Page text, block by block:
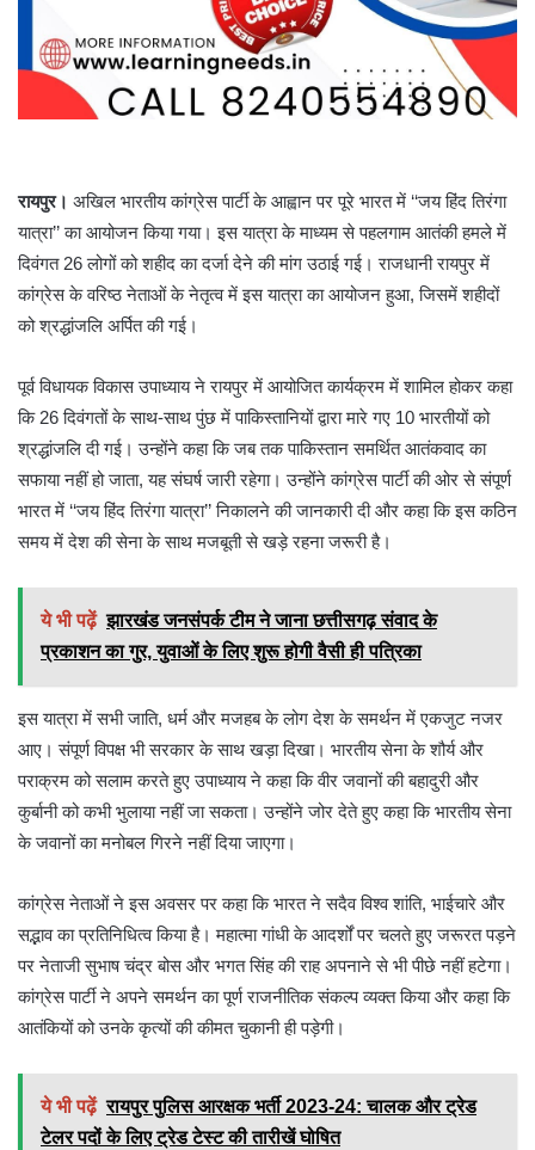
रायपुर। अखिल भारतीय कांग्रेस पार्टी के आह्वान पर पूरे भारत में ‘‘जय हिंद तिरंगा
यात्रा’’ का आयोजन किया गया। इस यात्रा के माध्यम से पहलगाम आतंकी हमले में
दिवंगत 26 लोगों को शहीद का दर्जा देने की मांग उठाई गई। राजधानी रायपुर में
कांग्रेस के वरिष्ठ नेताओं के नेतृत्व में इस यात्रा का आयोजन हुआ, जिसमें शहीदों
को श्रद्धांजलि अर्पित की गई।
पूर्व विधायक विकास उपाध्याय ने रायपुर में आयोजित कार्यक्रम में शामिल होकर कहा
कि 26 दिवंगतों के साथ-साथ पुंछ में पाकिस्तानियों द्वारा मारे गए 10 भारतीयों को
श्रद्धांजलि दी गई। उन्होंने कहा कि जब तक पाकिस्तान समर्थित आतंकवाद का
सफाया नहीं हो जाता, यह संघर्ष जारी रहेगा। उन्होंने कांग्रेस पार्टी की ओर से संपूर्ण
भारत में ‘‘जय हिंद तिरंगा यात्रा’’ निकालने की जानकारी दी और कहा कि इस कठिन
समय में देश की सेना के साथ मजबूती से खड़े रहना जरूरी है।
ये भी पढ़ें झारखंड जनसंपर्क टीम ने जाना छत्तीसगढ़ संवाद के
प्रकाशन का गुर, युवाओं के लिए शुरू होगी वैसी ही पत्रिका
इस यात्रा में सभी जाति, धर्म और मजहब के लोग देश के समर्थन में एकजुट नजर
आए। संपूर्ण विपक्ष भी सरकार के साथ खड़ा दिखा। भारतीय सेना के शौर्य और
पराक्रम को सलाम करते हुए उपाध्याय ने कहा कि वीर जवानों की बहादुरी और
कुर्बानी को कभी भुलाया नहीं जा सकता। उन्होंने जोर देते हुए कहा कि भारतीय सेना
के जवानों का मनोबल गिरने नहीं दिया जाएगा।
कांग्रेस नेताओं ने इस अवसर पर कहा कि भारत ने सदैव विश्व शांति, भाईचारे और
सद्भाव का प्रतिनिधित्व किया है। महात्मा गांधी के आदर्शों पर चलते हुए जरूरत पड़ने
पर नेताजी सुभाष चंद्र बोस और भगत सिंह की राह अपनाने से भी पीछे नहीं हटेगा।
कांग्रेस पार्टी ने अपने समर्थन का पूर्ण राजनीतिक संकल्प व्यक्त किया और कहा कि
आतंकियों को उनके कृत्यों की कीमत चुकानी ही पड़ेगी।
ये भी पढ़ें रायपुर पुलिस आरक्षक भर्ती 2023-24: चालक और ट्रेड
टेलर पदों के लिए ट्रेड टेस्ट की तारीखें घोषित